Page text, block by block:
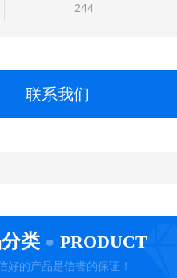
244
联系我们
类 PRODUCT
好的产品是信誉的保证！